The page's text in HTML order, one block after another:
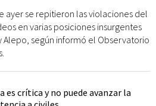
ayer se repitieron las violaciones del
en varias posiciones insurgentes
Alepo, según informó el Observatorio